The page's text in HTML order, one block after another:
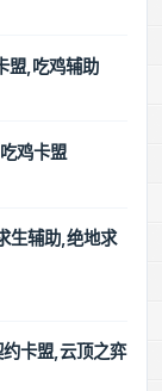
盟,吃鸡辅助
鸡卡盟
生辅助,绝地求
卡盟,云顶之弈